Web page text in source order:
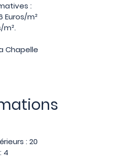
:
Euros/m²
m².
Chapelle
: 20
4